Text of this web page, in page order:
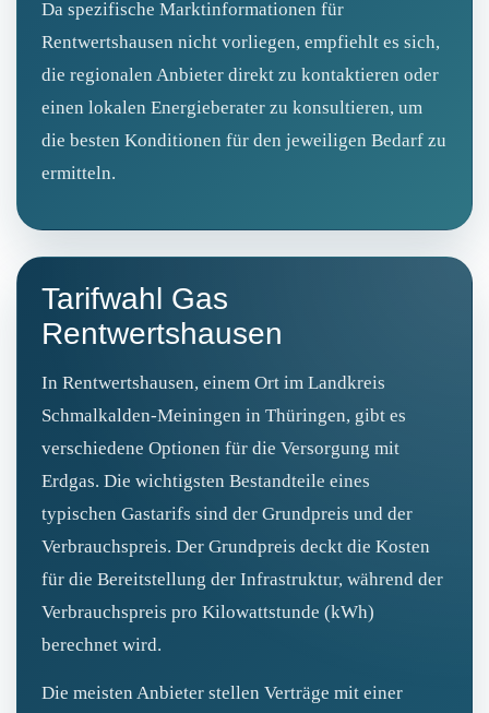
Da spezifische Marktinformationen für
Rentwertshausen nicht vorliegen, empfiehlt es sich,
die regionalen Anbieter direkt zu kontaktieren oder
einen lokalen Energieberater zu konsultieren, um
die besten Konditionen für den jeweiligen Bedarf zu
ermitteln.
Tarifwahl Gas
Rentwertshausen
In Rentwertshausen, einem Ort im Landkreis
Schmalkalden-Meiningen in Thüringen, gibt es
verschiedene Optionen für die Versorgung mit
Erdgas. Die wichtigsten Bestandteile eines
typischen Gastarifs sind der Grundpreis und der
Verbrauchspreis. Der Grundpreis deckt die Kosten
für die Bereitstellung der Infrastruktur, während der
Verbrauchspreis pro Kilowattstunde (kWh)
berechnet wird.
Die meisten Anbieter stellen Verträge mit einer